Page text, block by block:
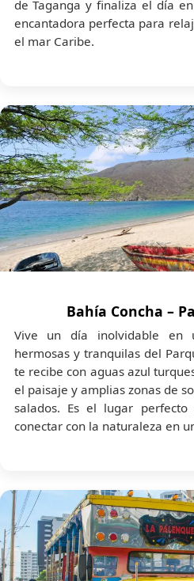
de Taganga y finaliza el día
encantadora perfecta para
el mar Caribe.
Bahía Concha –
Vive un día inolvidable en
hermosas y tranquilas del
te recibe con aguas azul
el paisaje y amplias zonas de
salados. Es el lugar
conectar con la naturaleza en